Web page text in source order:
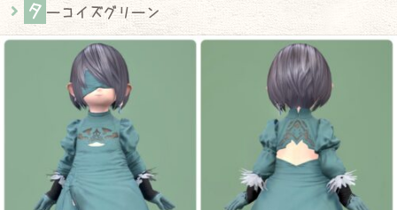
タ ーコイズグリーン